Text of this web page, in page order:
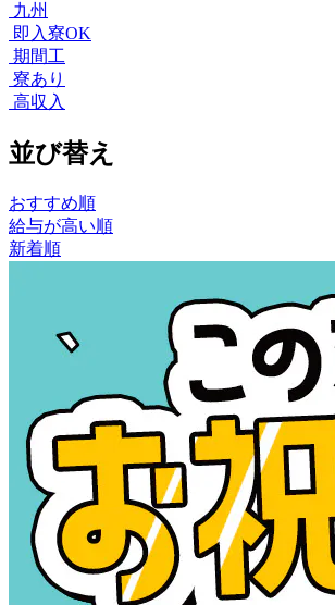
九州
即入寮OK
期間工
寮あり
高収入
並び替え
おすすめ順
給与が高い順
新着順